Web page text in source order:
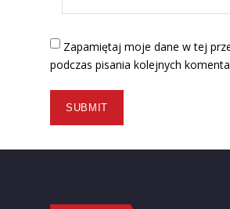
Zapamiętaj moje dane w tej
podczas pisania kolejnych